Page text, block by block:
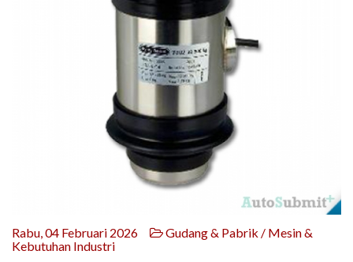
Rabu, 04 Februari 2026
Gudang & Pabrik / Mesin &
Kebutuhan Industri